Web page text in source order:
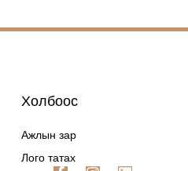
Холбоос
Ажлын зар
Лого татах